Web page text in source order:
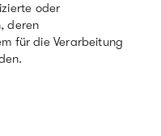
oder
deren
für die Verarbeitung